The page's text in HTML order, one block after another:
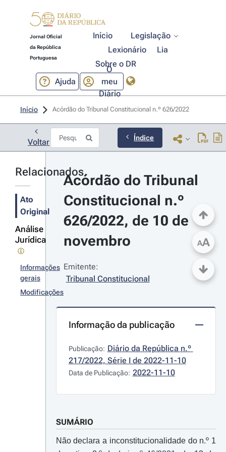
Jornal Oficial
da República
Portuguesa
Início
Legislação
Lexionário
Lia
Sobre o DR
Ajuda
O
meu
Diário
Início Acórdão do Tribunal Constitucional n.º 626/2022
Voltar Índice
Relacionados
Ato
Original
Análise
Jurídica
Informações
gerais
Modificações
Acórdão do Tribunal
Constitucional n.º
626/2022, de 10 de
novembro
Emitente:
Tribunal Constitucional
Informação da publicação
Publicação: Diário da República n.º
217/2022, Série I de 2022-11-10
Data de Publicação: 2022-11-10
SUMÁRIO
Não declara a inconstitucionalidade do n.º 1
AA